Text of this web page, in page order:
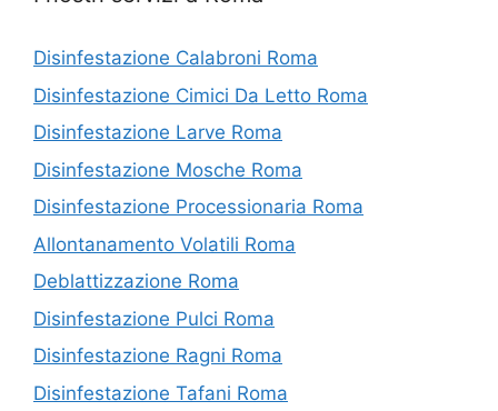
Disinfestazione Calabroni Roma
Disinfestazione Cimici Da Letto Roma
Disinfestazione Larve Roma
Disinfestazione Mosche Roma
Disinfestazione Processionaria Roma
Allontanamento Volatili Roma
Deblattizzazione Roma
Disinfestazione Pulci Roma
Disinfestazione Ragni Roma
Disinfestazione Tafani Roma